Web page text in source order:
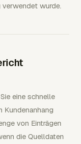
wurde.
eine schnelle
Kundenanhang
von Einträgen
die Quelldaten